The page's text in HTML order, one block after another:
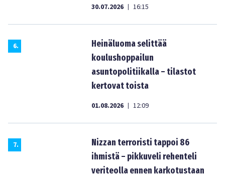
30.07.2026 | 16:15
6.
Heinäluoma selittää
koulushoppailun
asuntopolitiikalla – tilastot
kertovat toista
01.08.2026 | 12:09
7.
Nizzan terroristi tappoi 86
ihmistä – pikkuveli rehenteli
veriteolla ennen karkotustaan